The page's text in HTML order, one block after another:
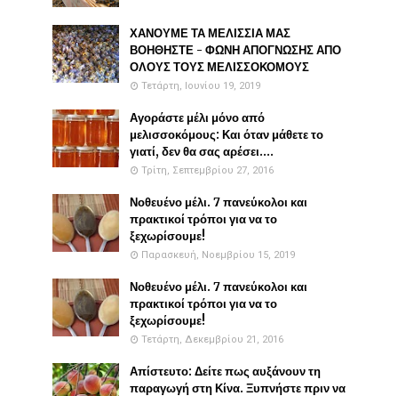
ΧΑΝΟΥΜΕ ΤΑ ΜΕΛΙΣΣΙΑ ΜΑΣ
ΒΟΗΘΗΣΤΕ - ΦΩΝΗ ΑΠΟΓΝΩΣΗΣ ΑΠΟ
ΟΛΟΥΣ ΤΟΥΣ ΜΕΛΙΣΣΟΚΟΜΟΥΣ
Τετάρτη, Ιουνίου 19, 2019
Αγοράστε μέλι μόνο από
μελισσοκόμους: Και όταν μάθετε το
γιατί, δεν θα σας αρέσει....
Τρίτη, Σεπτεμβρίου 27, 2016
Νοθευένο μέλι. 7 πανεύκολοι και
πρακτικοί τρόποι για να το
ξεχωρίσουμε!
Παρασκευή, Νοεμβρίου 15, 2019
Νοθευένο μέλι. 7 πανεύκολοι και
πρακτικοί τρόποι για να το
ξεχωρίσουμε!
Τετάρτη, Δεκεμβρίου 21, 2016
Απίστευτο: Δείτε πως αυξάνουν τη
παραγωγή στη Κίνα. Ξυπνήστε πριν να